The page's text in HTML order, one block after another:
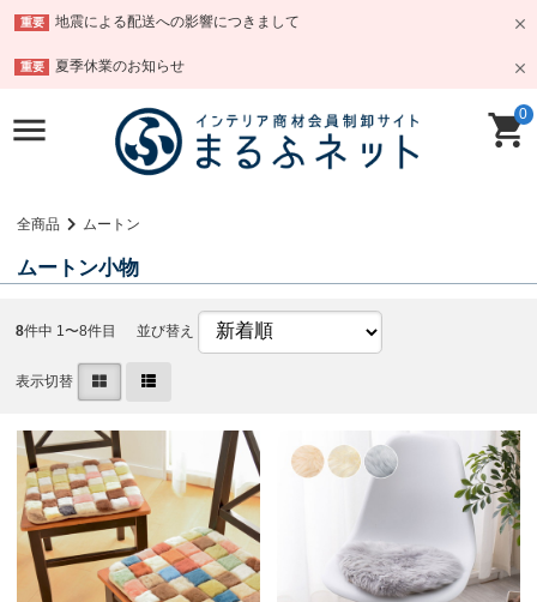
重要 地震による配送への影響につきまして
重要 夏季休業のお知らせ
0
全商品 ムートン
ムートン小物
8件中 1〜8件目 並び替え
表示切替